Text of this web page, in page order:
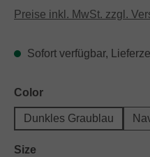
Preise inkl. MwSt. zzgl.
Sofort verfügbar,
Colorauswählen
Dunkles Graublau
Size